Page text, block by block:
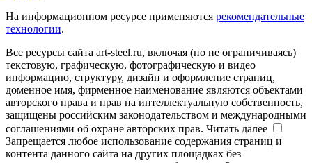
На информационном ресурсе применяются рекомендательные
технологии.
Все ресурсы сайта art-steel.ru, включая (но не ограничиваясь)
текстовую, графическую, фотографическую и видео
информацию, структуру, дизайн и оформление страниц,
доменное имя, фирменное наименование являются объектами
авторского права и прав на интеллектуальную собственность,
защищены российским законодательством и международными
соглашениями об охране авторских прав. Читать далее
Запрещается любое использование содержания страниц и
контента данного сайта на других площадках без